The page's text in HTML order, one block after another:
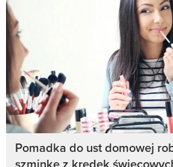
Pomadka do ust domowej